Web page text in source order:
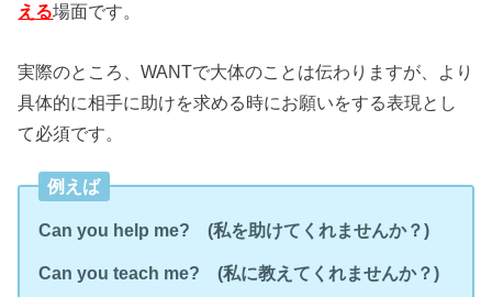
える場面です。
実際のところ、WANTで大体のことは伝わりますが、より
具体的に相手に助けを求める時にお願いをする表現とし
て必須です。
例えば
Can you help me? (私を助けてくれませんか？)
Can you teach me? (私に教えてくれませんか？)